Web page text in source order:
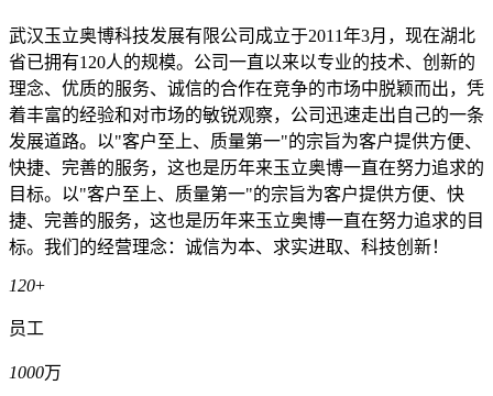
武汉玉立奥博科技发展有限公司成立于2011年3月，现在湖北
省已拥有120人的规模。公司一直以来以专业的技术、创新的
理念、优质的服务、诚信的合作在竞争的市场中脱颖而出，凭
着丰富的经验和对市场的敏锐观察，公司迅速走出自己的一条
发展道路。以"客户至上、质量第一"的宗旨为客户提供方便、
快捷、完善的服务，这也是历年来玉立奥博一直在努力追求的
目标。以"客户至上、质量第一"的宗旨为客户提供方便、快
捷、完善的服务，这也是历年来玉立奥博一直在努力追求的目
标。我们的经营理念：诚信为本、求实进取、科技创新！
120+
员工
1000万